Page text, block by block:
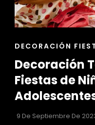
ENLACES
LAS
CATEGORÍAS
DECORACIÓN
Decoración
Fiestas de
9 De Septiembre De